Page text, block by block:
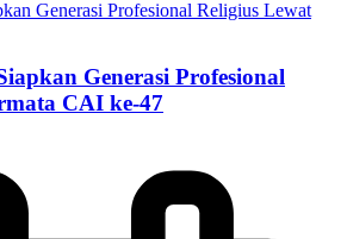
Generasi Profesional
CAI ke-47